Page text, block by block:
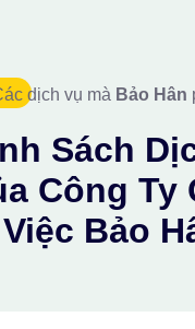
dịch vụ mà Bảo Hân
Sách
Công Ty
Việc Bảo